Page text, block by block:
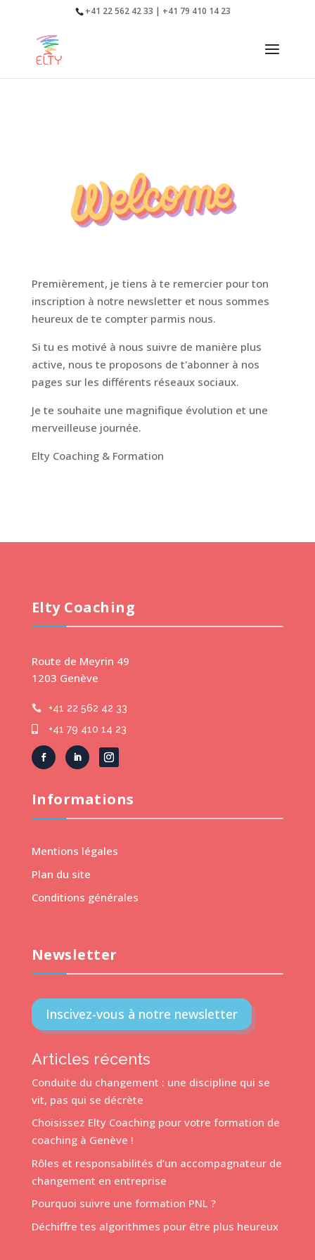
+41 22 562 42 33 | +41 79 410 14 23
Premièrement, je tiens à te remercier pour ton
inscription à notre newsletter et nous sommes
heureux de te compter parmis nous.
Si tu es motivé à nous suivre de manière plus
active, nous te proposons de t'abonner à nos
pages sur les différents réseaux sociaux.
Je te souhaite une magnifique évolution et une
merveilleuse journée.
Elty Coaching & Formation
Elty Coaching
Route de Meyrin 49
1203 Genève
 +41 22 562 42 33
 +41 79 410 14 23
Informations
Mentions légales
Plan du site
Conditions générales
Newsletter
Inscivez-vous à notre newsletter
Articles récents
Conduite du changement : une discipline qui se
vit, pas qui se décrète
Choisissez Elty Coaching pour votre formation de
coaching à Genève !
Rôles et responsabilités d’un accompagnateur de
changement en entreprise
Pourquoi suivre une formation PNL ?
Déchiffre tes algorithmes pour être plus heureux